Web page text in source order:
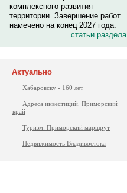
комплексного развития
территории. Завершение работ
намечено на конец 2027 года.
статьи раздела
Актуально
Хабаровску - 160 лет
Адреса инвестиций. Приморский
край
Туризм: Приморский маршрут
Недвижимость Владивостока